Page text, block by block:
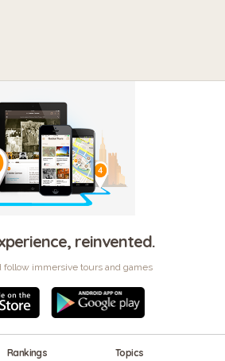
reinvented.
follow immersive tours and games
Rankings Topics